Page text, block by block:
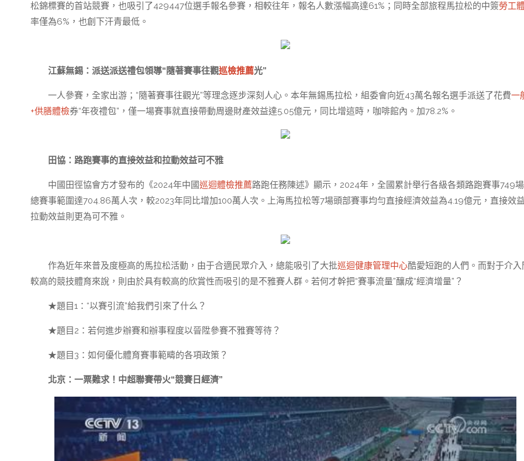
松錦標賽的首站競賽，也吸引了429447位選手報名參賽，相較往年，報名人數漲幅高達61%；同時全部旅程馬拉松的中簽勞工
率僅為6%，也創下汗青最低。
江蘇無錫：派送派送禮包領導“隨著賽事往觀巡檢推薦光”
一人參賽，全家出游；“隨著賽事往觀光”等理念逐步深刻人心。本年無錫馬拉松，組委會向近43萬名報名選手派送了花費一
+供膳體檢券“年夜禮包”，僅一場賽事就直接帶動周邊財產效益達5.05億元，同比增這時，咖啡館內。加78.2%。
田協：路跑賽事的直接效益和拉動效益可不雅
中國田徑協會方才發布的《2024年中國巡迴體檢推薦路跑任務陳述》顯示，2024年，全國累計舉行各級各類路跑賽事749場
總賽事範圍達704.86萬人次，較2023年同比增加100萬人次。上海馬拉松等7場頭部賽事均勻直接經濟效益為4.19億元，直接效
拉動效益則更為可不雅。
作為近年來普及度極高的馬拉松活動，由于合適民眾介入，總能吸引了大批巡迴健康管理中心酷愛短跑的人們。而對于介入
較高的競技體育來說，則由於具有較高的欣賞性而吸引的是不雅賽人群。若何才幹把“賽事流量”釀成“經濟增量”？
★題目1：“以賽引流”給我們引來了什么？
★題目2：若何進步辦賽和辦事程度以晉陞參賽不雅賽等待？
★題目3：如何優化體育賽事範疇的各項政策？
北京：一票難求！中超聯賽帶火“競賽日經濟”